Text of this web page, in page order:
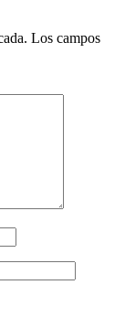
Los campos